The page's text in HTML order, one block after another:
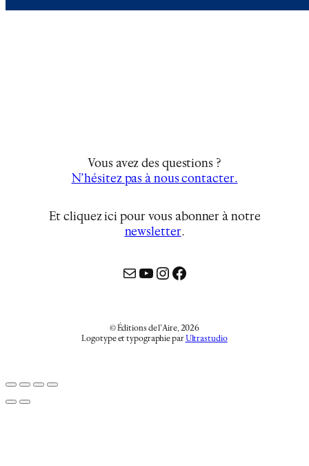
Vous avez des questions ?
N’hésitez pas à nous contacter.
Et cliquez ici pour vous abonner à notre
newsletter…
MailYouTube
Instagram
Facebook
© Éditions de l’Aire, 2026
Logotype et typographie par Ultrastudio